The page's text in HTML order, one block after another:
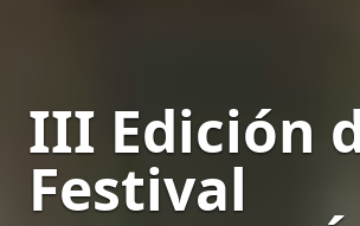
III Edición
Festival